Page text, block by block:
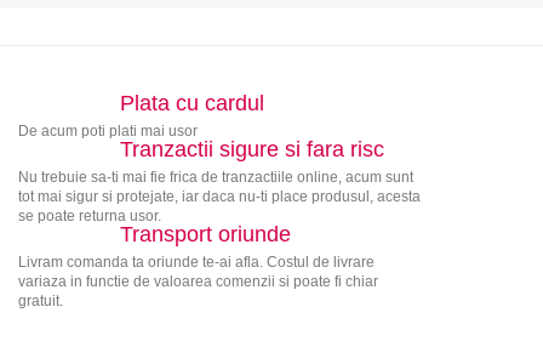
Plata cu cardul
De acum poti plati mai usor
Tranzactii sigure si fara risc
Nu trebuie sa-ti mai fie frica de tranzactiile online, acum sunt
tot mai sigur si protejate, iar daca nu-ti place produsul, acesta
se poate returna usor.
Transport oriunde
Livram comanda ta oriunde te-ai afla. Costul de livrare
variaza in functie de valoarea comenzii si poate fi chiar
gratuit.